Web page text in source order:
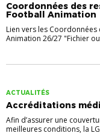
Coordonnées des
Football Animation
Lien vers les
Animation 26/27 "Fichier
ACTUALITÉS
Accréditations
Afin d’assurer une
meilleures conditions, la